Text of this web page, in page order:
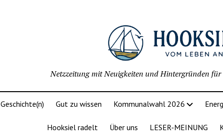
Netzzeitung mit Neuigkeiten und Hintergründen
Geschichte(n) Gut zu wissen Kommunalwahl 2026
Hooksiel radelt Über uns LESER-MEINUNG